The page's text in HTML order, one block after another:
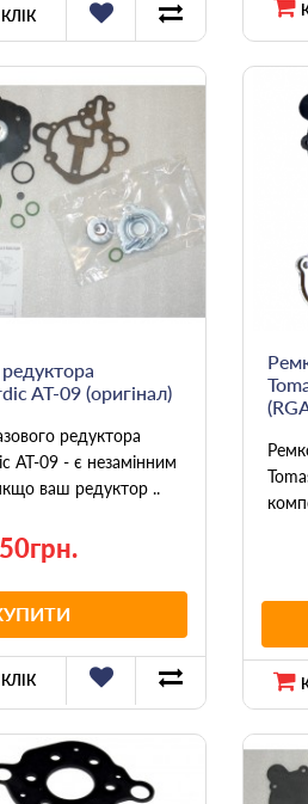
AT-09 (оригінал)
редуктора
AT-09 - є незамінним
ваш редуктор ..